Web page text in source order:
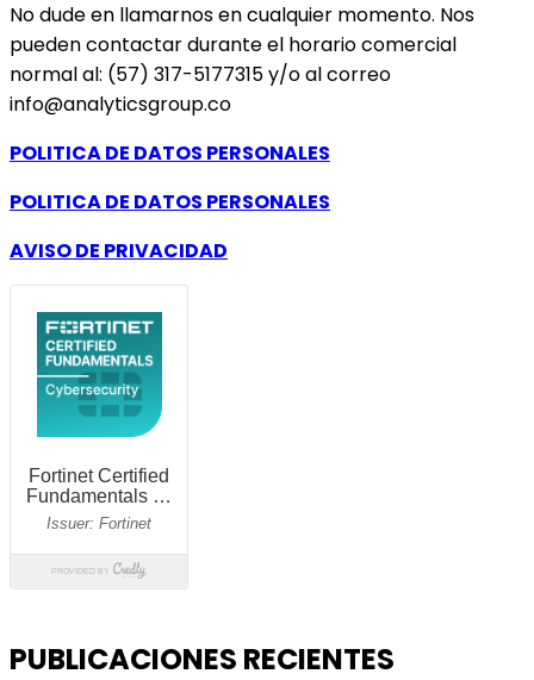
No dude en llamarnos en cualquier momento. Nos
pueden contactar durante el horario comercial
normal al: (57) 317-5177315 y/o al correo
info@analyticsgroup.co
POLITICA DE DATOS PERSONALES
POLITICA DE DATOS PERSONALES
AVISO DE PRIVACIDAD
PUBLICACIONES RECIENTES